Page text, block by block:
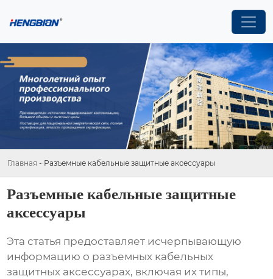
Главная - Разъемные кабельные защитные аксессуары
Разъемные кабельные защитные
аксессуары
Эта статья предоставляет исчерпывающую
информацию о разъемных кабельных
защитных аксессуарах, включая их типы,